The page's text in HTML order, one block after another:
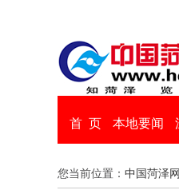
首 页 本地要闻
您当前位置： 中国菏泽网